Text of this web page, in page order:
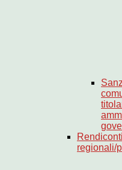
regionali/